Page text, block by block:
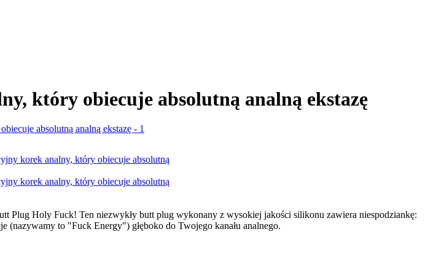
który obiecuje absolutną analną ekstazę
Holy Fuck! Ten niezwykły butt plug wykonany z wysokiej jakości silikonu zawiera niespodziankę:
(nazywamy to "Fuck Energy") głęboko do Twojego kanału analnego.